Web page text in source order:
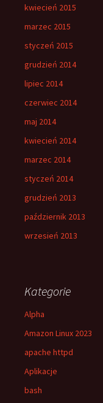
kwiecień 2015
marzec 2015
styczeń 2015
grudzień 2014
lipiec 2014
czerwiec 2014
maj 2014
kwiecień 2014
marzec 2014
styczeń 2014
grudzień 2013
październik 2013
wrzesień 2013
Kategorie
Alpha
Amazon Linux 2023
apache httpd
Aplikacje
bash